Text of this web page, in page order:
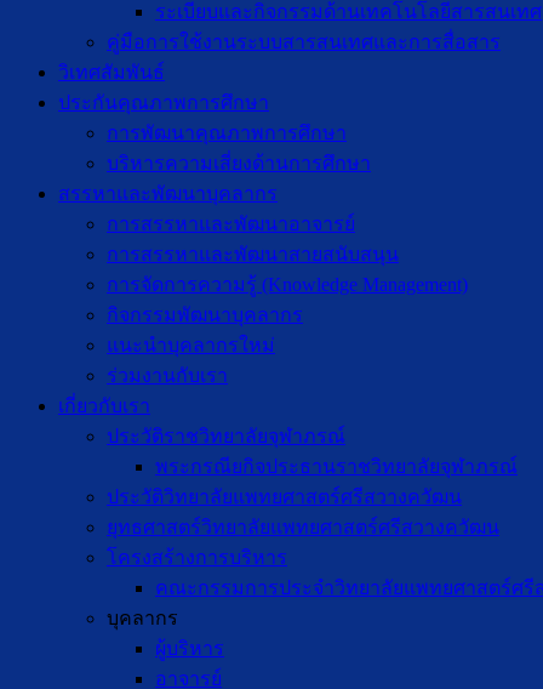
ระเบียบและกิจกรรมด้านเทคโนโลยีสารสนเทศ
คู่มือการใช้งานระบบสารสนเทศและการสื่อสาร
วิเทศสัมพันธ์
ประกันคุณภาพการศึกษา
การพัฒนาคุณภาพการศึกษา
บริหารความเสี่ยงด้านการศึกษา
สรรหาและพัฒนาบุคลากร
การสรรหาและพัฒนาอาจารย์
การสรรหาและพัฒนาสายสนับสนุน
การจัดการความรู้ (Knowledge Management)
กิจกรรมพัฒนาบุคลากร
แนะนำบุคลากรใหม่
ร่วมงานกับเรา
เกี่ยวกับเรา
ประวัติราชวิทยาลัยจุฬาภรณ์
พระกรณียกิจประธานราชวิทยาลัยจุฬาภรณ์
ประวัติวิทยาลัยแพทยศาสตร์ศรีสวางควัฒน
ยุทธศาสตร์วิทยาลัยแพทยศาสตร์ศรีสวางควัฒน
โครงสร้างการบริหาร
คณะกรรมการประจำวิทยาลัยแพทยศาสตร์ศรี
บุคลากร
ผู้บริหาร
อาจารย์